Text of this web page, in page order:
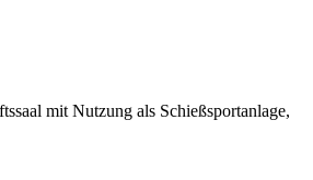
mit Nutzung als Schießsportanlage,